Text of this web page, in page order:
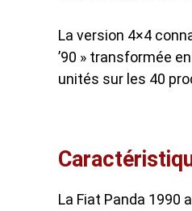
La version 4×4
’90 » transformée
unités sur les 40
La Fiat Panda 1990